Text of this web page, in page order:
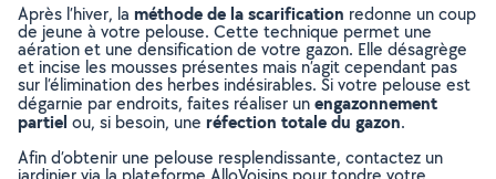
Après l’hiver, la méthode de la scarification redonne un coup
de jeune à votre pelouse. Cette technique permet une
aération et une densification de votre gazon. Elle désagrège
et incise les mousses présentes mais n’agit cependant pas
sur l’élimination des herbes indésirables. Si votre pelouse est
dégarnie par endroits, faites réaliser unengazonnement
partiel ou, si besoin, une réfection totale du gazon.
Afin d’obtenir une pelouse resplendissante, contactez un